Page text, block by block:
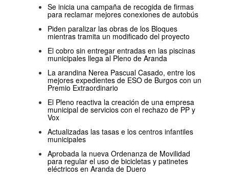
Se inicia una campaña de recogida de firmas
para reclamar mejores conexiones de autobús
Piden paralizar las obras de los Bloques
mientras tramita un modificado del proyecto
El cobro sin entregar entradas en las piscinas
municipales llega al Pleno de Aranda
La arandina Nerea Pascual Casado, entre los
mejores expedientes de ESO de Burgos con un
Premio Extraordinario
El Pleno reactiva la creación de una empresa
municipal de servicios con el rechazo de PP y
Vox
Actualizadas las tasas e los centros infantiles
municipales
Aprobada la nueva Ordenanza de Movilidad
para regular el uso de bicicletas y patinetes
eléctricos en Aranda de Duero